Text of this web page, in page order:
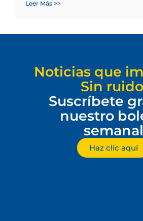
Leer Más >>
Noticias que
Sin
Suscríbete
nuestro
semanal
Haz clic aquí